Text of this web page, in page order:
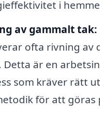
i
av gammalt tak:
ofta rivning av
Detta är en
som kräver rätt
för att göras